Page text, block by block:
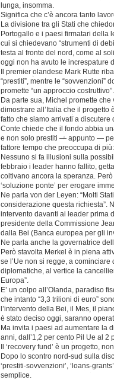
lunga, insomma.
Significa che c’è ancora tanto
La divisione tra gli Stati che
Portogallo e i paesi firmatari della
cui si chiedevano “strumenti di
testa al fronte del nord, come al
oggi non ha avuto le increspature
Il premier olandese Mark Rutte
“prestiti”, mentre le
promette “un approccio costruttivo”.
Da parte sua, Michel promette che
dimostrare all’Italia che il progetto
fatto che siamo arrivati a
Conte chiede che il fondo abbia
e non solo prestiti — appunto —
fattore tempo che preoccupa di
Nessuno si fa illusioni sulla
febbraio i leader hanno fallito,
coltivano ancora la speranza.
‘soluzione ponte’ per erogare
Ne parla von der Leyen: “Molti
considerazione questa richiesta”.
intervento davanti ai leader prima
presidente della Commissione
dalla Bei (Banca europea per gli
Ne parla anche la governatrice
Però stavolta Merkel è in piena
se l’Ue non si regge, a
diplomatiche, al vertice la
Europa”.
E’ un colpo all’Olanda, paradiso
che intanto “3,3 trilioni di euro”
l’intervento della Bei, il Mes, il
è stato deciso oggi, saranno
Ma invita i paesi ad aumentare la
anni, dall’1,2 per cento Pil Ue al
Il ‘recovery fund’ è un progetto,
Dopo lo scontro nord-sud sulla
‘prestiti-sovvenzioni’, ‘loans-
semplice.